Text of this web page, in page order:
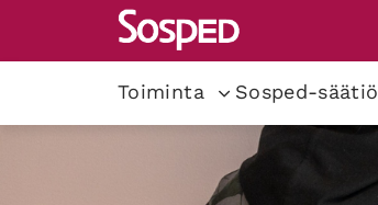
Toiminta Sosped-säätiö